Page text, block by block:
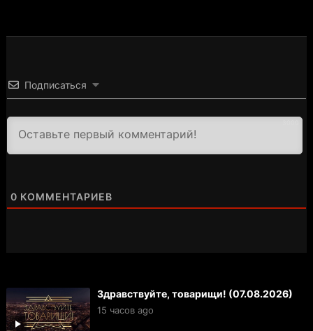
Подписаться
0 КОММЕНТАРИЕВ
Здравствуйте, товарищи! (07.08.2026)
15 часов ago